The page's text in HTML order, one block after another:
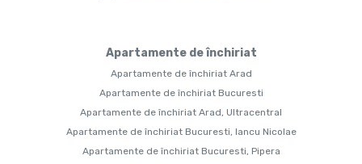
Apartamente de închiriat
Apartamente de închiriat Arad
Apartamente de închiriat Bucuresti
Apartamente de închiriat Arad, Ultracentral
Apartamente de închiriat Bucuresti, Iancu Nicolae
Apartamente de închiriat Bucuresti, Pipera